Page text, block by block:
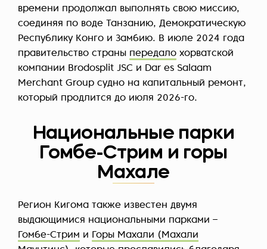
времени продолжал выполнять свою миссию,
соединяя по воде Танзанию, Демократическую
Республику Конго и Замбию. В июле 2024 года
правительство страны передало хорватской
компании Brodosplit JSC и Dar es Salaam
Merchant Group судно на капитальный ремонт,
который продлится до июля 2026-го.
Национальные парки
Гомбе-Стрим и горы
Махале
Регион Кигома также известен двумя
выдающимися национальными парками –
Гомбе-Стрим и
Горы Махали (Махали